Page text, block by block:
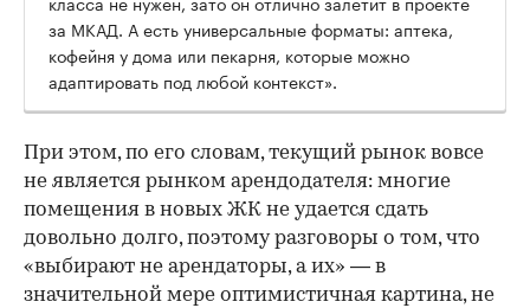
за МКАД. А есть универсальные форматы: аптека,
кофейня у дома или пекарня, которые можно
адаптировать под любой контекст».
При этом, по его словам, текущий рынок вовсе
не является рынком арендодателя: многие
помещения в новых ЖК не удается сдать
довольно долго, поэтому разговоры о том, что
«выбирают не арендаторы, а их» — в
значительной мере оптимистичная картина, не